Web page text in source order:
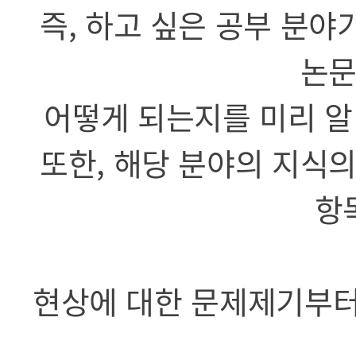
즉, 하고 싶은 공부 분야
논
어떻게 되는지를 미리
또한, 해당 분야의 지식
항
현상에 대한 문제제기부